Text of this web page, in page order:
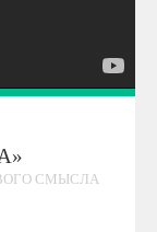
СМЫСЛА